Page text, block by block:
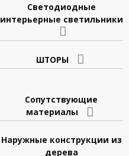
Светодиодные
интерьерные светильники
ШТОРЫ
Сопутствующие
материалы
Наружные конструкции из
дерева